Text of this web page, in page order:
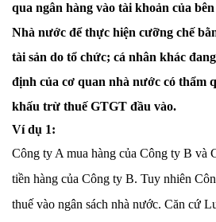
qua ngân hàng vào tài khoản của
Nhà nước để thực hiện cưỡng chế
tài sản do tổ chức; cá nhân khác
định của cơ quan nhà nước có thẩm
khấu trừ thuế GTGT đầu vào.
Ví dụ 1:
Công ty A mua hàng của Công ty B và
tiền hàng của Công ty B. Tuy nhiên
thuế vào ngân sách nhà nước. Căn cứ